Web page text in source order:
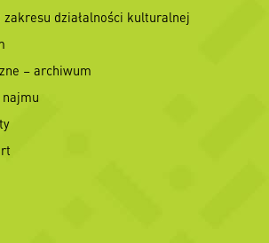
działalności kulturalnej
– archiwum